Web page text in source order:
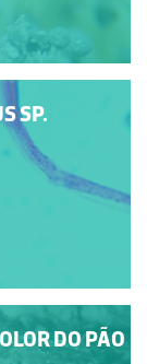
SP.
DO PÃO